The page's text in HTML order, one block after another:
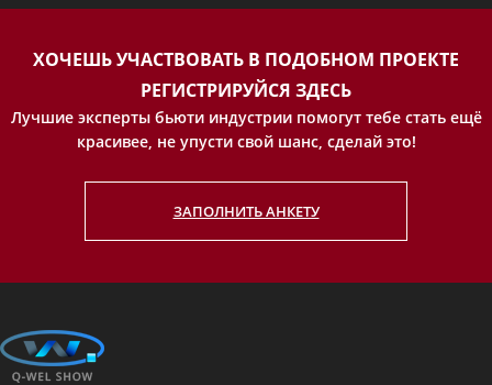
История Екатерины
красу. серия 10.
История Александры
Гарасюты
ХОЧЕШЬ УЧАСТВОВАТЬ В ПОДОБНОМ ПРОЕКТЕ
РЕГИСТРИРУЙСЯ ЗДЕСЬ
Лучшие эксперты бьюти индустрии помогут тебе стать ещё
красивее, не упусти свой шанс, сделай это!
ЗАПОЛНИТЬ АНКЕТУ